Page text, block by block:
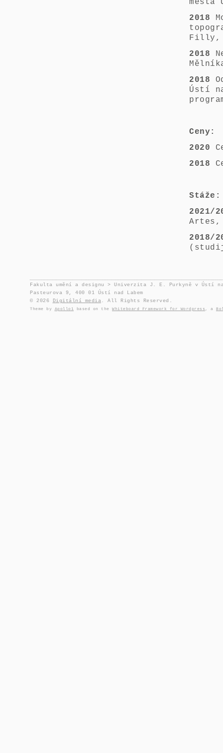
města
2018
Filly,
2018
2018
Ústí
Ceny:
2020
2018
Stáže:
2021/
2018/
Fakulta umění a designu > Univerzita J. E. Purkyně v Ústí
Pasteurova 9, 400 01 Ústí nad Labem
© 2026
Digitální media. All Rights Reserved.
Theme by Apollo1 based on the Whiteboard Framework for Wordpress , a